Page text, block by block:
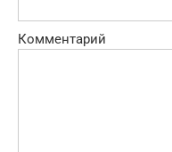
Комментарий